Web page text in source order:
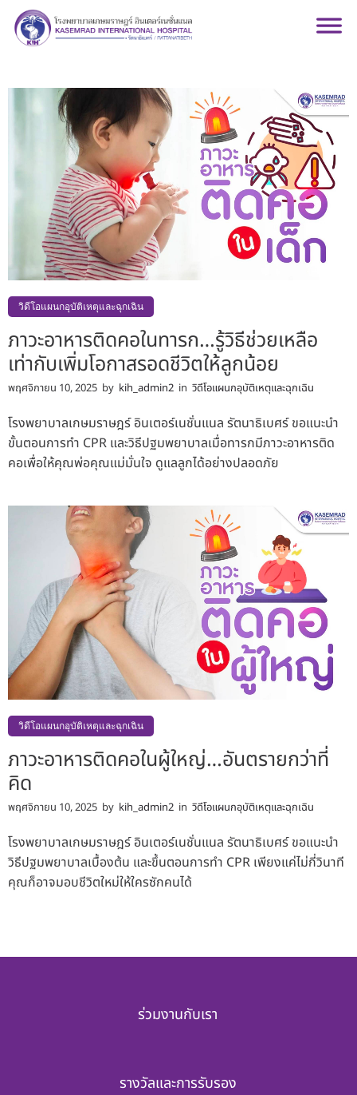
วิดีโอแผนกอุบัติเหตุและฉุกเฉิน
ภาวะอาหารติดคอในทารก…รู้วิธีช่วยเหลือ
เท่ากับเพิ่มโอกาสรอดชีวิตให้ลูกน้อย
พฤศจิกายน 10, 2025 by kih_admin2 in วิดีโอแผนกอุบัติเหตุและฉุกเฉิน
โรงพยาบาลเกษมราษฎร์ อินเตอร์เนชั่นแนล รัตนาธิเบศร์ ขอแนะนำ
ขั้นตอนการทำ CPR และวิธีปฐมพยาบาลเมื่อทารกมีภาวะอาหารติด
คอเพื่อให้คุณพ่อคุณแม่มั่นใจ ดูแลลูกได้อย่างปลอดภัย
วิดีโอแผนกอุบัติเหตุและฉุกเฉิน
ภาวะอาหารติดคอในผู้ใหญ่…อันตรายกว่าที่
คิด
พฤศจิกายน 10, 2025 by kih_admin2 in วิดีโอแผนกอุบัติเหตุและฉุกเฉิน
โรงพยาบาลเกษมราษฎร์ อินเตอร์เนชั่นแนล รัตนาธิเบศร์ ขอแนะนำ
วิธีปฐมพยาบาลเบื้องต้น และขึ้นตอนการทำ CPR เพียงแค่ไม่กี่วินาที
คุณก็อาจมอบชีวิตใหม่ให้ใครซักคนได้
ร่วมงานกับเรา
รางวัลและการรับรอง